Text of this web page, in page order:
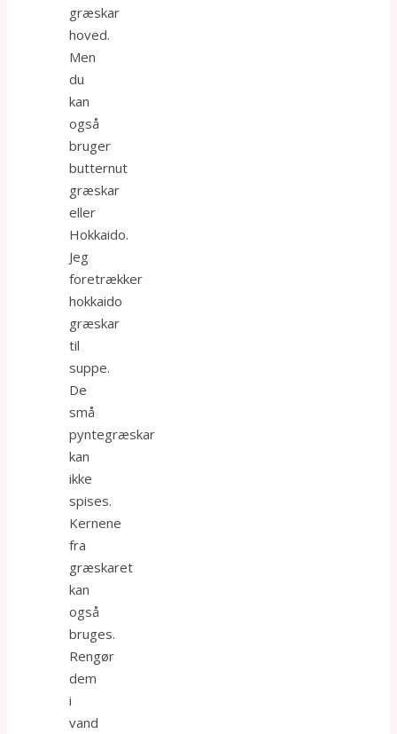
græskar
hoved.
Men
du
kan
også
bruger
butternut
græskar
eller
Hokkaido.
Jeg
foretrækker
hokkaido
græskar
til
suppe.
De
små
pyntegræskar
kan
ikke
spises.
Kernene
fra
græskaret
kan
også
bruges.
Rengør
dem
i
vand